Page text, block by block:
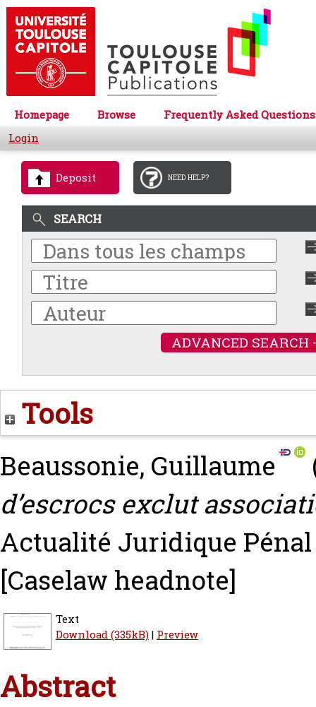
Homepage Browse
Frequently Asked Questions
Login
Deposit NEED HELP?
SEARCH
ADVANCED SEARCH
Tools
Beaussonie, Guillaume
d’escrocs exclut
Actualité Juridique Pénal
[Caselaw headnote]
Text
Download (335kB)| Preview
Abstract